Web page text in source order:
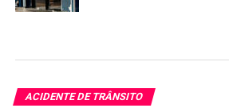
ACIDENTE DE TRÂNSITO